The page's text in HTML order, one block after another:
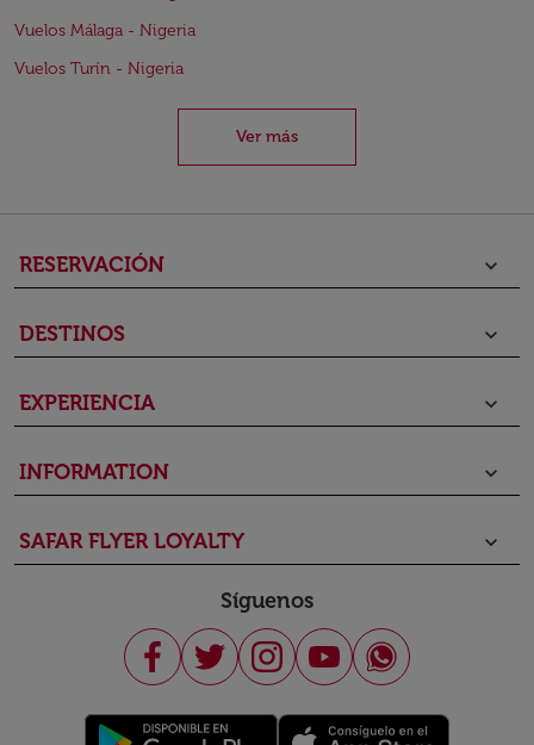
Vuelos Málaga - Nigeria
Vuelos Turín - Nigeria
Ver más
RESERVACIÓN keyboard_arrow_down
DESTINOS keyboard_arrow_down
EXPERIENCIA keyboard_arrow_down
INFORMATION keyboard_arrow_down
SAFAR FLYER LOYALTY keyboard_arrow_down
Síguenos